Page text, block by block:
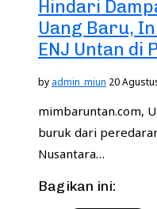
Hindari
Uang Baru,
ENJ Untan di
by admin_miun 20
mimbaruntan.com,
buruk dari
Nusantara…
Bagikan ini: